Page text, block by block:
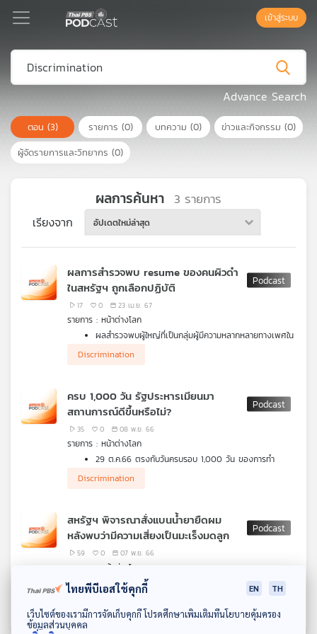
Podcast
เพล
ย์
ลิ
เพล
สต์
บทความ
ดาวน์โหลด Thai PBS Podcast Application
เข้าสู่ระบบ
Advance Search
ตอน (3) รายการ (0) บทความ (0) ข่าวและกิจกรรม (0)
ผู้จัดรายการและวิทยากร (0)
ผลการค้นหา 3 รายการ
เรียงจาก อัปเดตใหม่ล่าสุด
ผลการสำรวจพบ resume ของคนผิวดำ
ในสหรัฐฯ ถูกเลือกปฏิบัติ
17 0 23 เม.ย. 67
รายการ : หน้าต่างโลก
ผลสำรวจพบผู้ใหญ่ที่เป็นกลุ่มผู้มีความหลากหลายทางเพศใน
ไม่เหมาะสมถึงสองเท่า
Discrimination
ครบ 1,000 วัน รัฐประหารเมียนมา
สถานการณ์ดีขึ้นหรือไม่?
35 0 08 พ.ย. 66
รายการ : หน้าต่างโลก
29 ต.ค.66 ตรงกับวันครบรอบ 1,000 วัน ของการทำ
ยังไม่ดีขึ้น
โจมตี โดยหวังว่าจะใช้ปกป้องตัวเองได้ดีมากขึ้น
สำรวจความเห็นชาวอเมริกัน ควรกำหนดอายุขั้นสูงสุดของ
ผู้รับตำแหน่งทางการเมืองหรือไม่
Discrimination
สหรัฐฯ พิจารณาสั่งแบนน้ำยายืดผม
หลังพบว่ามีความเสี่ยงเป็นมะเร็งมดลูก
59 0 07 พ.ย. 66
รายการ : หน้าต่างโลก
สหรัฐฯ พบว่ามีความเสี่ยงสูงที่คนใช้น้ำยายืดผมจะเป็นมะเร็ง
มดลูก จึงนำไปสู่การพิจารณาห้ามใช้สารเคมีตัวนี้
บริษัทคอลเซ็นเตอร์ใช้ AI ดัดสำเนียงของพนักงานเพื่อลด
การถูกเลือกปฏิบัติจากลูกค้า
ไทยพีบีเอสใช้คุกกี้ EN TH
เว็บไซต์ของเรามีการจัดเก็บคุกกี้ โปรดศึกษาเพิ่มเติมที่นโยบายคุ้มครอง
ข้อมูลส่วนบุคคล